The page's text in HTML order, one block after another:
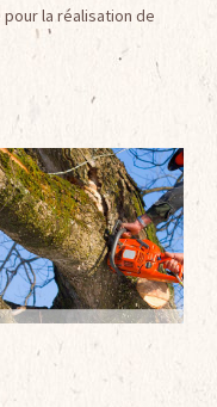
la réalisation de